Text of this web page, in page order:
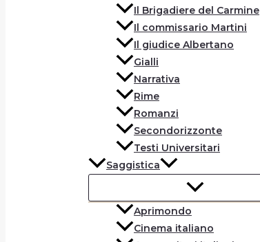
Il Brigadiere del Carmine
Il commissario Martini
Il giudice Albertano
Gialli
Narrativa
Rime
Romanzi
Secondorizzonte
Testi Universitari
Saggistica
Aprimondo
Cinema italiano